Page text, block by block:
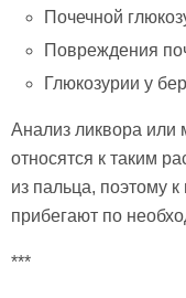
Почечной
Повреждения
Глюкозурии у
Анализ ликвора или
относятся к таким
из пальца, поэтому
прибегают по
***